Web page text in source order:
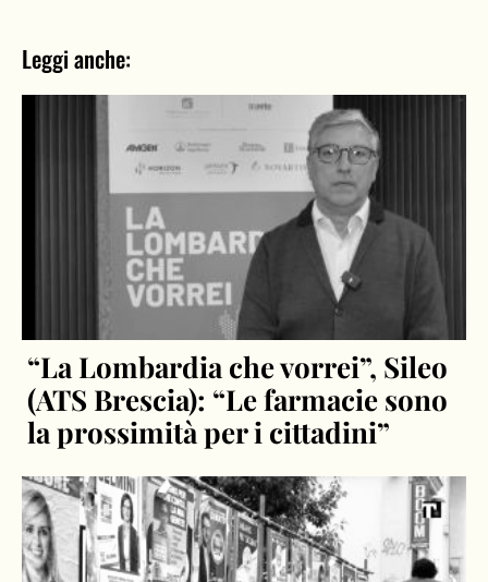
Leggi anche:
“La Lombardia che vorrei”, Sileo
(ATS Brescia): “Le farmacie sono
la prossimità per i cittadini”